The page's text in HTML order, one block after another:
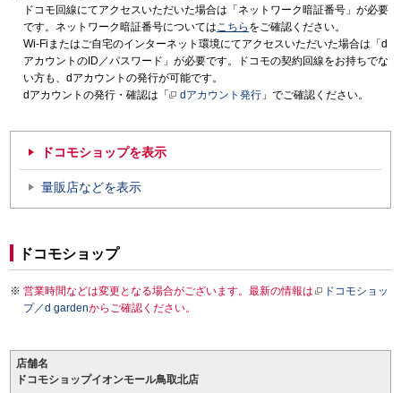
ドコモ回線にてアクセスいただいた場合は「ネットワーク暗証番号」が必要
です。ネットワーク暗証番号についてはこちら をご確認ください。
Wi-Fiまたはご自宅のインターネット環境にてアクセスいただいた場合は「d
アカウントのID／パスワード」が必要です。ドコモの契約回線をお持ちでな
い方も、dアカウントの発行が可能です。
dアカウントの発行・確認は「
dアカウント発行 」でご確認ください。
ドコモショップを表示
量販店などを表示
ドコモショップ
営業時間などは変更となる場合がございます。最新の情報は
ドコモショッ
プ／d gardenからご確認ください。
店舗名
ドコモショップイオンモール鳥取北店